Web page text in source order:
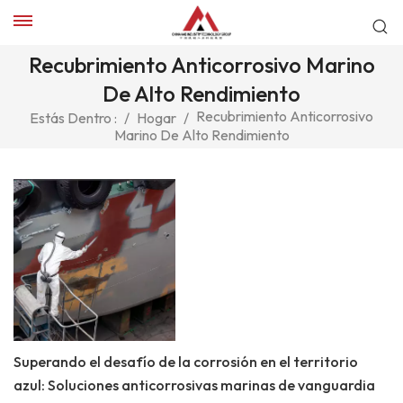
Recubrimiento Anticorrosivo Marino
De Alto Rendimiento
Estás Dentro : / Hogar / Recubrimiento Anticorrosivo
Marino De Alto Rendimiento
Superando el desafío de la corrosión en el territorio
azul: Soluciones anticorrosivas marinas de vanguardia